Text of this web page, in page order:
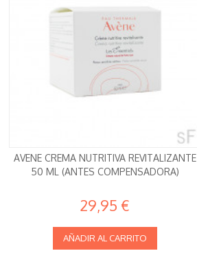
AVENE CREMA NUTRITIVA REVITALIZANTE
50 ML (ANTES COMPENSADORA)
29,95 €
AÑADIR AL CARRITO